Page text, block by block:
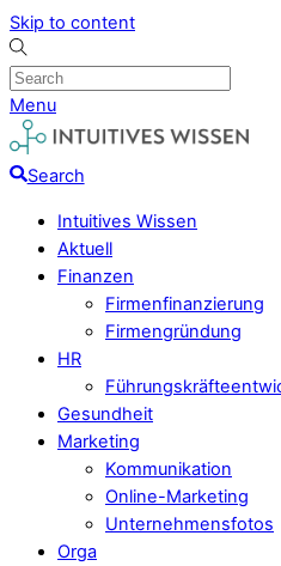
Skip to content
Menu
Search
Intuitives Wissen
Aktuell
Finanzen
Firmenfinanzierung
Firmengründung
HR
Gesundheit
Marketing
Kommunikation
Online-Marketing
Unternehmensfotos
Orga